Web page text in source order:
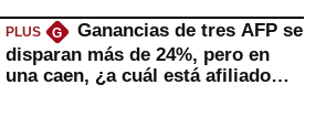
PLUS G
Ganancias de tres AFP se
disparan más de 24%, pero en
una caen, ¿a cuál está afiliado